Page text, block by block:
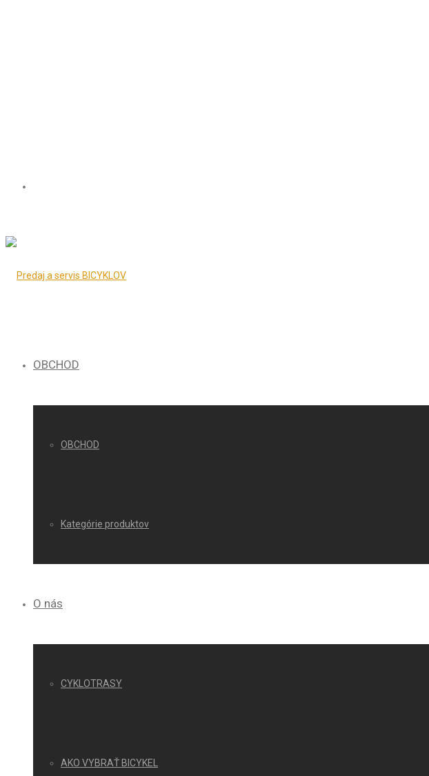
OBCHOD
OBCHOD
Kategórie produktov
O nás
CYKLOTRASY
AKO VYBRAŤ BICYKEL